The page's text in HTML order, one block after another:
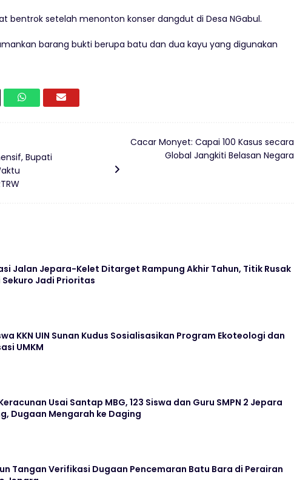
bentrok setelah menonton konser dangdut di Desa NGabul.
barang bukti berupa batu dan dua kayu yang digunakan
Bupati
Cacar Monyet: Capai 100 Kasus secara
Global Jangkiti Belasan Negara
Jalan Jepara-Kelet Ditarget Rampung Akhir Tahun, Titik Rusak
Sekuro Jadi Prioritas
KKN UIN Sunan Kudus Sosialisasikan Program Ekoteologi dan
UMKM
Usai Santap MBG, 123 Siswa dan Guru SMPN 2 Jepara
Dugaan Mengarah ke Daging
Tangan Verifikasi Dugaan Pencemaran Batu Bara di Perairan